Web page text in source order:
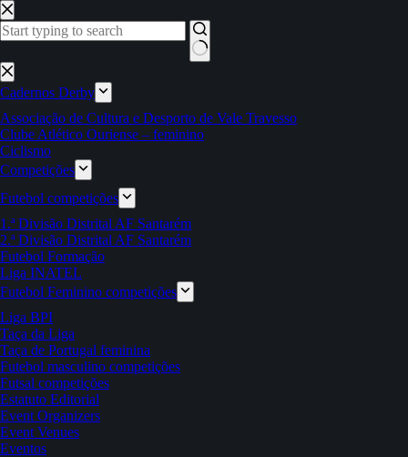
Pular
para
o
Sem
resultados
Cadernos Derby
Associação de Cultura e Desporto de Vale Travesso
Clube Atlético Ouriense – feminino
Ciclismo
Competições
Futebol competições
1.ª Divisão Distrital AF Santarém
2.ª Divisão Distrital AF Santarém
Futebol Formação
Liga INATEL
Futebol Feminino competições
Liga BPI
Taça da Liga
Taça de Portugal feminina
Futebol masculino competições
Futsal competições
Estatuto Editorial
Event Organizers
Event Venues
Eventos